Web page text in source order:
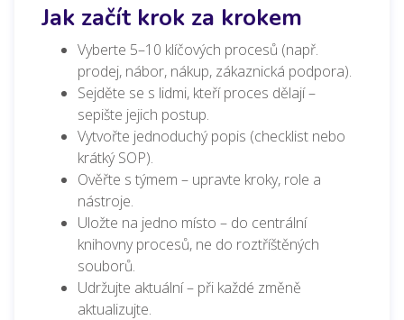
Jak začít krok za krokem
Vyberte 5–10 klíčových procesů (např.
prodej, nábor, nákup, zákaznická podpora).
Sejděte se s lidmi, kteří proces dělají –
sepište jejich postup.
Vytvořte jednoduchý popis (checklist nebo
krátký SOP).
Ověřte s týmem – upravte kroky, role a
nástroje.
Uložte na jedno místo – do centrální
knihovny procesů, ne do roztříštěných
souborů.
Udržujte aktuální – při každé změně
aktualizujte.